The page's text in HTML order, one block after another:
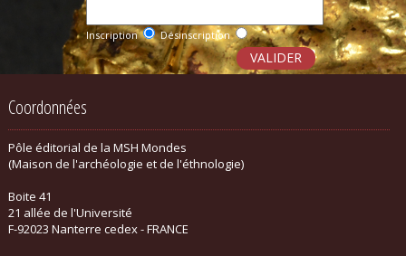
Inscription Désinscription
Coordonnées
Pôle éditorial de la MSH Mondes
(Maison de l'archéologie et de l'éthnologie)
Boite 41
21 allée de l'Université
F-92023 Nanterre cedex - FRANCE